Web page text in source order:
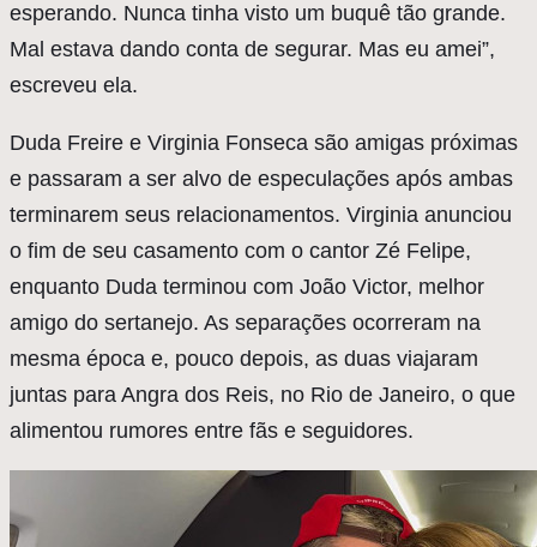
esperando. Nunca tinha visto um buquê tão grande.
Mal estava dando conta de segurar. Mas eu amei”,
escreveu ela.
Duda Freire e Virginia Fonseca são amigas próximas
e passaram a ser alvo de especulações após ambas
terminarem seus relacionamentos. Virginia anunciou
o fim de seu casamento com o cantor Zé Felipe,
enquanto Duda terminou com João Victor, melhor
amigo do sertanejo. As separações ocorreram na
mesma época e, pouco depois, as duas viajaram
juntas para Angra dos Reis, no Rio de Janeiro, o que
alimentou rumores entre fãs e seguidores.